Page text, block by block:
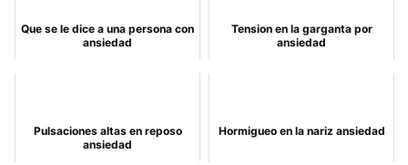
Que se le dice a una persona con
ansiedad
Tension en la garganta por
ansiedad
Pulsaciones altas en reposo
ansiedad
Hormigueo en la nariz ansiedad